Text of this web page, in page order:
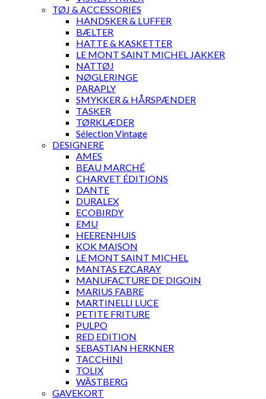
TØJ & ACCESSORIES
HANDSKER & LUFFER
BÆLTER
HATTE & KASKETTER
LE MONT SAINT MICHEL JAKKER
NATTØJ
NØGLERINGE
PARAPLY
SMYKKER & HÅRSPÆNDER
TASKER
TØRKLÆDER
Sélection Vintage
DESIGNERE
AMES
BEAU MARCHÉ
CHARVET ÉDITIONS
DANTE
DURALEX
ECOBIRDY
EMU
HEERENHUIS
KOK MAISON
LE MONT SAINT MICHEL
MANTAS EZCARAY
MANUFACTURE DE DIGOIN
MARIUS FABRE
MARTINELLI LUCE
PETITE FRITURE
PULPO
RED EDITION
SEBASTIAN HERKNER
TACCHINI
TOLIX
WÄSTBERG
GAVEKORT